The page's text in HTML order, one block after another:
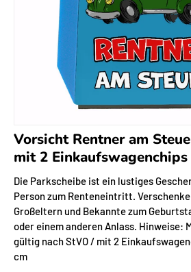
Vorsicht Rentner am
mit 2 Einkaufswagenchips
Die Parkscheibe ist ein lustiges
Person zum Renteneintritt.
Großeltern und Bekannte zum
oder einem anderen Anlass.
gültig nach StVO / mit 2
cm